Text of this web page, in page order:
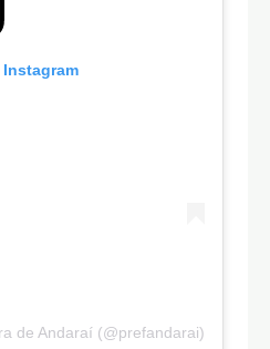
de Andaraí (@prefandarai)